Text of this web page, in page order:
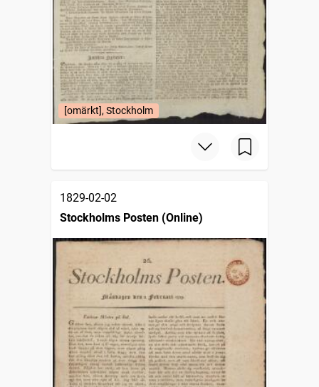
[omärkt], Stockholm
1829-02-02
Stockholms Posten (Online)